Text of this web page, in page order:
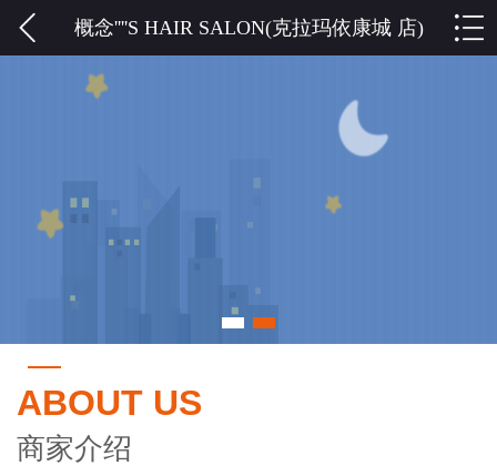
概念''''S HAIR SALON(克拉玛依康城 店)
ABOUT US
商家介绍